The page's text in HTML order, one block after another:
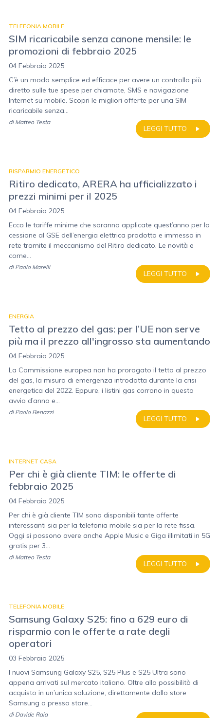
TELEFONIA MOBILE
SIM ricaricabile senza canone mensile: le
promozioni di febbraio 2025
04 Febbraio 2025
C’è un modo semplice ed efficace per avere un controllo più
diretto sulle tue spese per chiamate, SMS e navigazione
Internet su mobile. Scopri le migliori offerte per una SIM
ricaricabile senza...
LEGGI TUTTO
di Matteo Testa
RISPARMIO ENERGETICO
Ritiro dedicato, ARERA ha ufficializzato i
prezzi minimi per il 2025
04 Febbraio 2025
Ecco le tariffe minime che saranno applicate quest’anno per la
cessione al GSE dell’energia elettrica prodotta e immessa in
rete tramite il meccanismo del Ritiro dedicato. Le novità e
come...
LEGGI TUTTO
di Paolo Marelli
ENERGIA
Tetto al prezzo del gas: per l’UE non serve
più ma il prezzo all'ingrosso sta aumentando
04 Febbraio 2025
La Commissione europea non ha prorogato il tetto al prezzo
del gas, la misura di emergenza introdotta durante la crisi
energetica del 2022. Eppure, i listini gas corrono in questo
avvio d’anno e...
LEGGI TUTTO
di Paolo Benazzi
INTERNET CASA
Per chi è già cliente TIM: le offerte di
febbraio 2025
04 Febbraio 2025
Per chi è già cliente TIM sono disponibili tante offerte
interessanti sia per la telefonia mobile sia per la rete fissa.
Oggi si possono avere anche Apple Music e Giga illimitati in 5G
gratis per 3...
LEGGI TUTTO
di Matteo Testa
TELEFONIA MOBILE
Samsung Galaxy S25: fino a 629 euro di
risparmio con le offerte a rate degli
operatori
03 Febbraio 2025
I nuovi Samsung Galaxy S25, S25 Plus e S25 Ultra sono
appena arrivati sul mercato italiano. Oltre alla possibilità di
acquisto in un’unica soluzione, direttamente dallo store
Samsung o presso store...
di Davide Raia